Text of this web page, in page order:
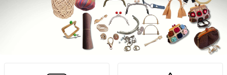
Tuhafiye Ürünleri